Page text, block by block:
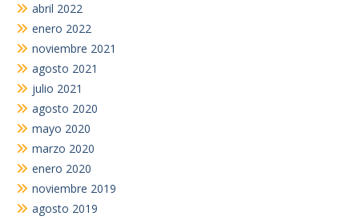
abril 2022
enero 2022
noviembre 2021
agosto 2021
julio 2021
agosto 2020
mayo 2020
marzo 2020
enero 2020
noviembre 2019
agosto 2019